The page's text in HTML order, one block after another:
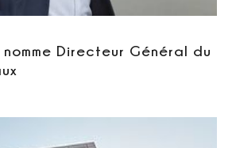
Directeur Général du